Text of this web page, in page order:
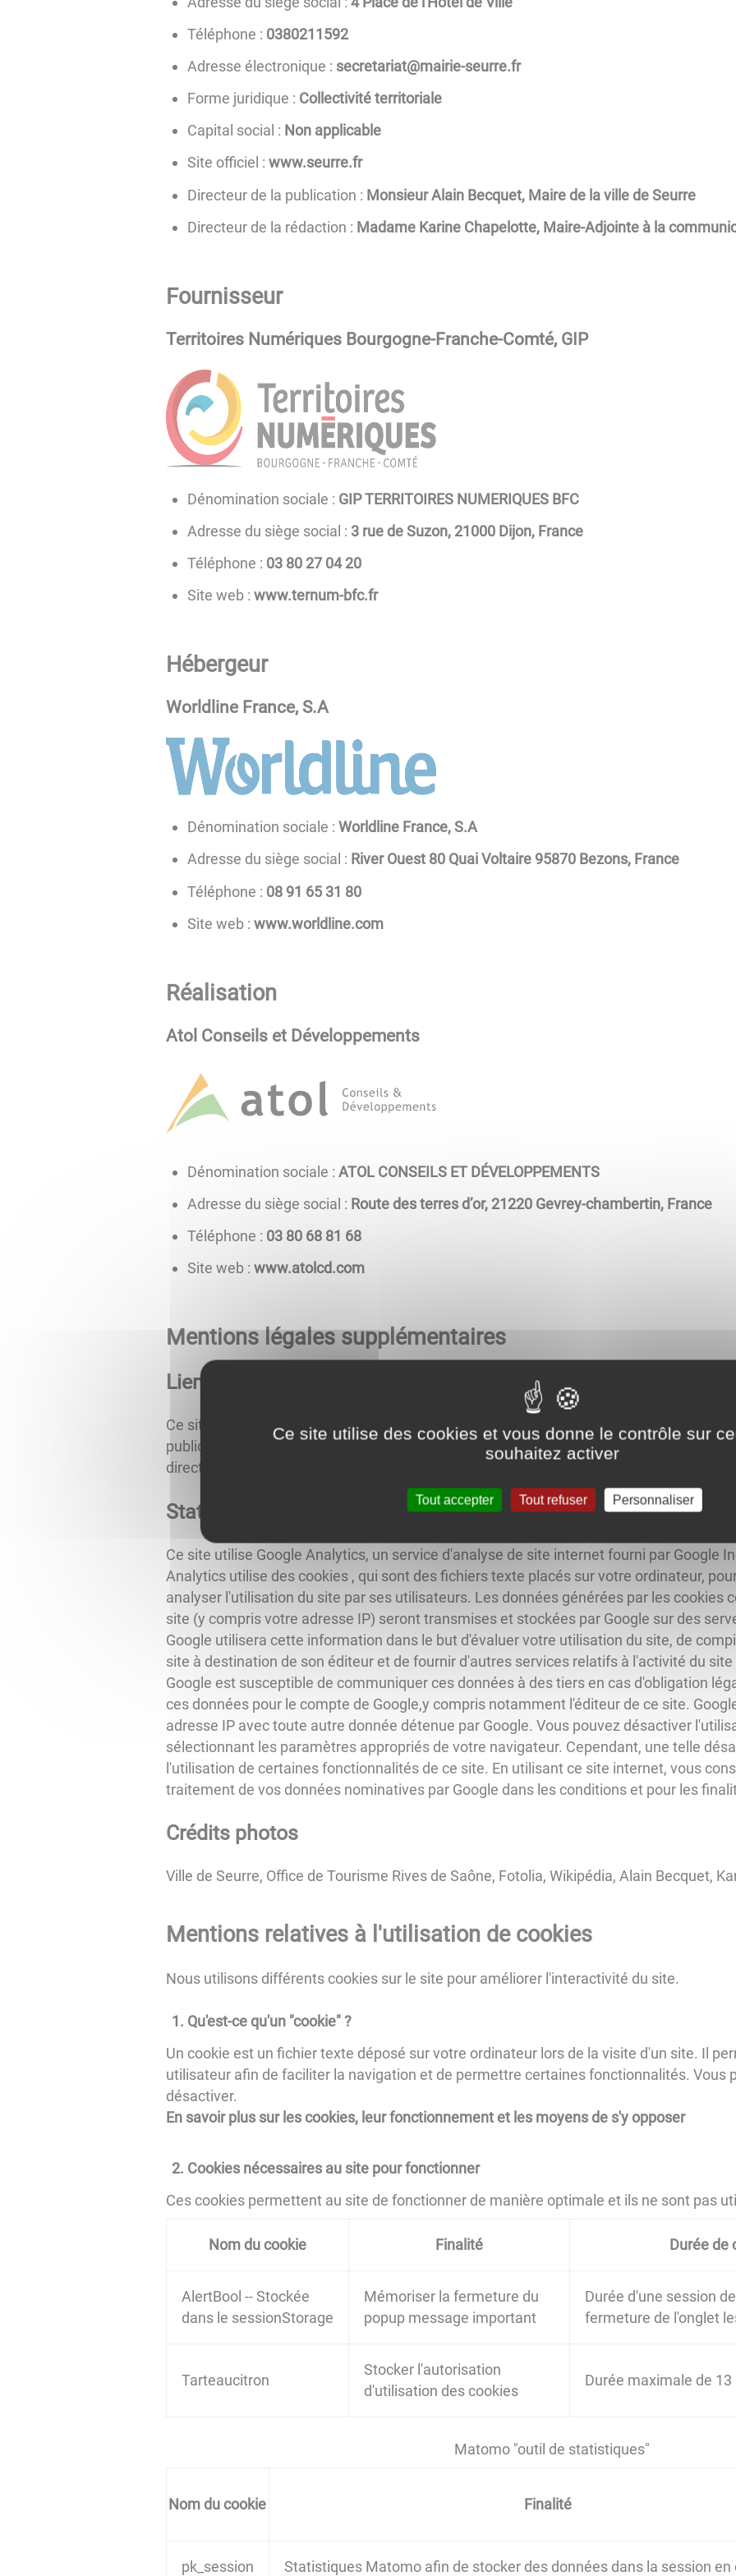
Téléphone : 2951120830
Adresse électronique : rf.errues-eiriam@tairaterces
Forme juridique : Collectivité territoriale
Capital social : Non applicable
Site officiel : www.seurre.fr
Directeur de la publication : Monsieur Alain Becquet, Maire de la ville de Seurre
Directeur de la rédaction : Madame Karine Chapelotte, Maire-Adjointe à la
Fournisseur
Territoires Numériques Bourgogne-Franche-Comté, GIP
Dénomination sociale : GIP TERRITOIRES NUMERIQUES BFC
Adresse du siège social : 3 rue de Suzon, 21000 Dijon, France
Téléphone : 02 40 72 08 30
Site web : www.ternum-bfc.fr
Hébergeur
Worldline France, S.A
Dénomination sociale : Worldline France, S.A
Adresse du siège social : River Ouest 80 Quai Voltaire 95870 Bezons, France
Téléphone : 08 13 56 19 80
Site web : www.worldline.com
Réalisation
Atol Conseils et Développements
Dénomination sociale : ATOL CONSEILS ET DÉVELOPPEMENTS
Adresse du siège social : Route des terres d’or, 21220 Gevrey-chambertin, France
Téléphone : 86 18 86 08 30
Site web : www.atolcd.com
Mentions légales supplémentaires
Liens hypertextes
Ce site propose des liens vers d'autres sites, notamment des sites officiels
publics, etc.). Ces pages web ne font pas partie du site de la collectivité : elles
directeur de la publication.
Statistiques du site
Ce site utilise Google Analytics, un service d'analyse de site internet fourni par Google
Analytics utilise des cookies , qui sont des fichiers texte placés sur votre ordinateur,
analyser l'utilisation du site par ses utilisateurs. Les données générées par les cookies
site (y compris votre adresse IP) seront transmises et stockées par Google sur des
Google utilisera cette information dans le but d'évaluer votre utilisation du site, de
site à destination de son éditeur et de fournir d'autres services relatifs à l'activité du
Google est susceptible de communiquer ces données à des tiers en cas d'obligation
ces données pour le compte de Google,y compris notamment l'éditeur de ce site.
adresse IP avec toute autre donnée détenue par Google. Vous pouvez désactiver
sélectionnant les paramètres appropriés de votre navigateur. Cependant, une telle
l'utilisation de certaines fonctionnalités de ce site. En utilisant ce site internet, vous
traitement de vos données nominatives par Google dans les conditions et pour les
Crédits photos
Ville de Seurre, Office de Tourisme Rives de Saône, Fotolia, Wikipédia, Alain Becquet,
Mentions relatives à l'utilisation de cookies
Nous utilisons différents cookies sur le site pour améliorer l'interactivité du site.
Qu'est-ce qu'un "cookie" ?
Un cookie est un fichier texte déposé sur votre ordinateur lors de la visite d'un site. Il
utilisateur afin de faciliter la navigation et de permettre certaines fonctionnalités. Vous
désactiver.
En savoir plus sur les cookies, leur fonctionnement et les moyens de s'y opposer
Cookies nécessaires au site pour fonctionner
Ces cookies permettent au site de fonctionner de manière optimale et ils ne sont pas
Nom du cookie Finalité Durée de
AlertBool -- Stockée
dans le sessionStorage
Mémoriser la fermeture du
popup message important
Durée d'une session
fermeture de l'onglet
Tarteaucitron
Stocker l'autorisation
d'utilisation des cookies
Durée maximale de 13
Matomo "outil de statistiques"
Nom du cookie Finalité
pk_session Statistiques Matomo afin de stocker des données dans la session en
Ce site utilise des cookies et vous donne le contrôle sur
souhaitez activer
Tout accepter Tout refuser Personnaliser